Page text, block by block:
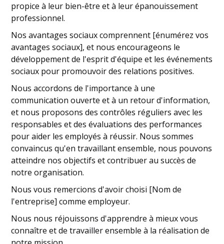
propice à leur bien-être et à leur épanouissement
professionnel.
Nos avantages sociaux comprennent [énumérez vos
avantages sociaux], et nous encourageons le
développement de l'esprit d'équipe et les événements
sociaux pour promouvoir des relations positives.
Nous accordons de l'importance à une
communication ouverte et à un retour d'information,
et nous proposons des contrôles réguliers avec les
responsables et des évaluations des performances
pour aider les employés à réussir. Nous sommes
convaincus qu'en travaillant ensemble, nous pouvons
atteindre nos objectifs et contribuer au succès de
notre organisation.
Nous vous remercions d'avoir choisi [Nom de
l'entreprise] comme employeur.
Nous nous réjouissons d'apprendre à mieux vous
connaître et de travailler ensemble à la réalisation de